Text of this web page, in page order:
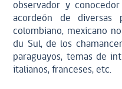
observador y
acordeón de diversas
colombiano, mexicano
du Sul, de los
paraguayos, temas de
italianos, franceses, etc.